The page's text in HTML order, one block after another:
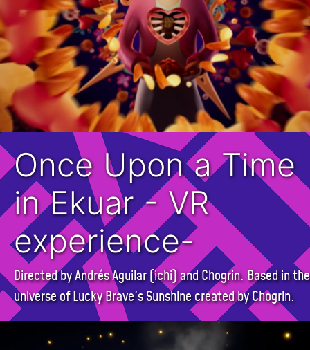
Once Upon a Time
in Ekuar - VR
experience-
Directed by Andrés Aguilar (ichi) and Chogrin. Based in the
universe of Lucky Brave's Sunshine created by Chogrin.